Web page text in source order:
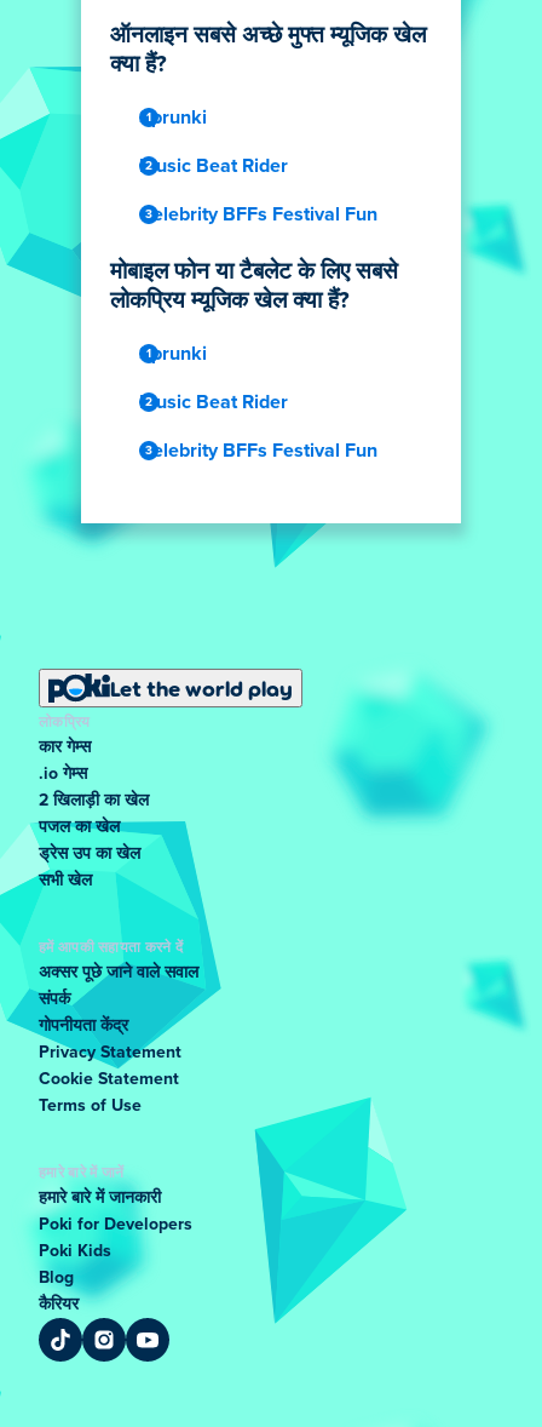
ऑनलाइन सबसे अच्छे मुफ्त म्यूजिक खेल
क्या हैं?
Sprunki
Music Beat Rider
Celebrity BFFs Festival Fun
मोबाइल फोन या टैबलेट के लिए सबसे
लोकप्रिय म्यूजिक खेल क्या हैं?
Sprunki
Music Beat Rider
Celebrity BFFs Festival Fun
Let the world play
लोकप्रिय
कार गेम्स
.io गेम्स
2 खिलाड़ी का खेल
पजल का खेल
ड्रेस उप का खेल
सभी खेल
हमें आपकी सहायता करने दें
अक्सर पूछे जाने वाले सवाल
संपर्क
गोपनीयता केंद्र
Privacy Statement
Cookie Statement
Terms of Use
हमारे बारे में जानें
हमारे बारे में जानकारी
Poki for Developers
Poki Kids
Blog
कैरियर